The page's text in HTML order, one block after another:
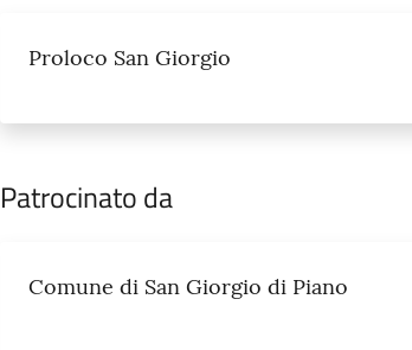
Proloco San Giorgio
Patrocinato da
Comune di San Giorgio di Piano